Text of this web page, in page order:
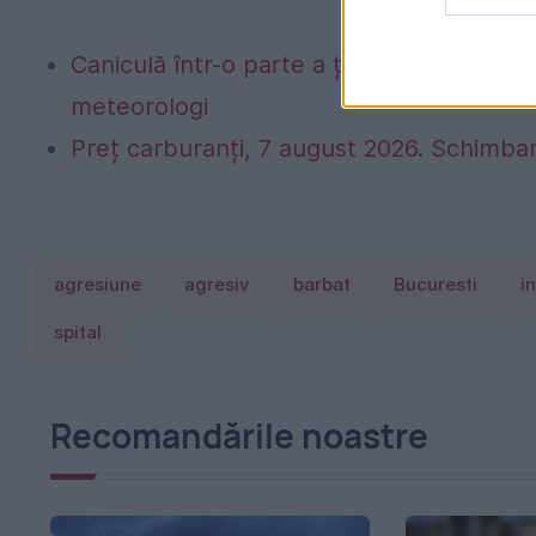
Caniculă într-o parte a țării, vijelii în
meteorologi
Preț carburanți, 7 august 2026.
agresiune agresiv barbat Bucuresti
spital
Recomandările noastre